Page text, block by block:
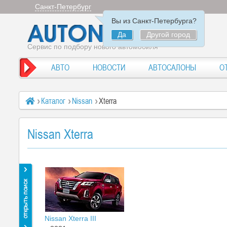
Санкт-Петербург
Вы из Санкт-Петербурга?
Да
Другой город
Сервис по подбору нового автомобиля
АВТО НОВОСТИ АВТОСАЛОНЫ
Каталог Nissan Xterra
Nissan Xterra
Nissan Xterra III